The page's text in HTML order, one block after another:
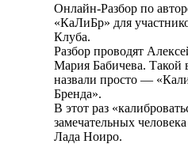
Онлайн-Разбор по
«КаЛиБр» для
Клуба.
Разбор проводят
Мария Бабичева. Такой
назвали просто —
Бренда».
В этот раз
замечательных
Лада Ноиро.